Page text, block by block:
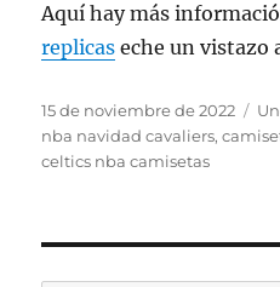
Aquí hay más
replicas eche un vistazo
Publicado
el
15 de noviembre de 2022
nba navidad cavaliers,
celtics nba camisetas